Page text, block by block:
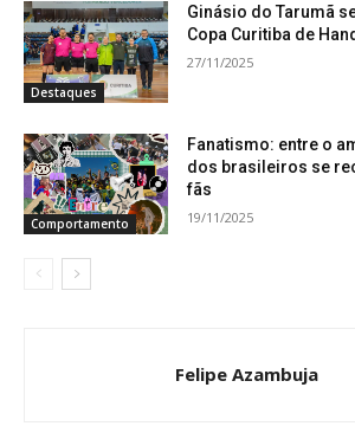
Destaques
Ginásio do Tarumã
Copa Curitiba de
27/11/2025
Comportamento
Fanatismo: entre o
dos brasileiros se
fãs
19/11/2025
Felipe Azambuja